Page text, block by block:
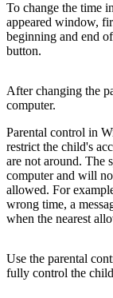
To change the time
appeared window,
beginning and end
button.
After changing the
computer.
Parental control in
restrict the child's
are not around. The
computer and will
allowed. For
wrong time, a
when the nearest
Use the parental
fully control the